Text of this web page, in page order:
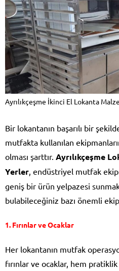
Ayrılıkçeşme İkinci El Lokanta
Bir lokantanın başarılı bir
mutfakta kullanılan
olması şarttır. Ayrılıkçeşme
Yerler, endüstriyel mutfak
geniş bir ürün yelpazesi
bulabileceğiniz bazı önemli
1. Fırınlar ve Ocaklar
Her lokantanın mutfak
fırınlar ve ocaklar, hem pratiklik